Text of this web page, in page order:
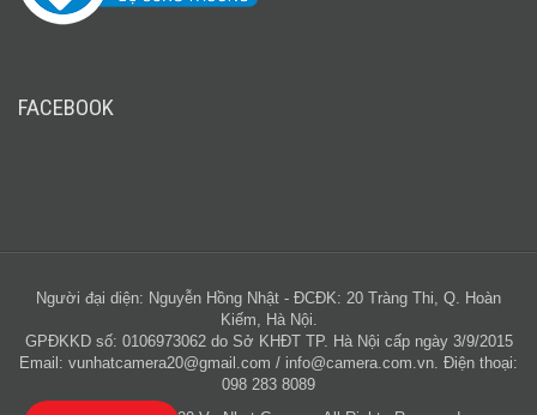
FACEBOOK
Người đại diện: Nguyễn Hồng Nhật - ĐCĐK: 20 Tràng Thi, Q. Hoàn
Kiếm, Hà Nội.
GPĐKKD số: 0106973062 do Sở KHĐT TP. Hà Nội cấp ngày 3/9/2015
Email: vunhatcamera20@gmail.com / info@camera.com.vn . Điện thoại:
098 283 8089